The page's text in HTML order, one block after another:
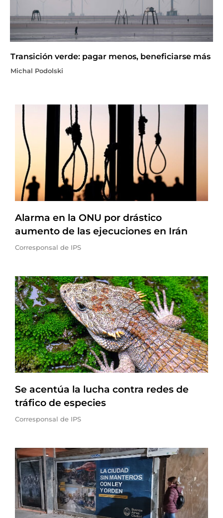
Transición verde: pagar menos, beneficiarse más
Michal Podolski
Alarma en la ONU por drástico
aumento de las ejecuciones en Irán
Corresponsal de IPS
Se acentúa la lucha contra redes de
tráfico de especies
Corresponsal de IPS